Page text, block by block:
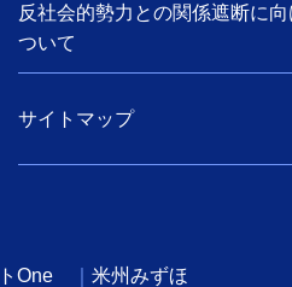
反社会的勢力との関係遮断に
ついて
サイトマップ
One 米州みずほ